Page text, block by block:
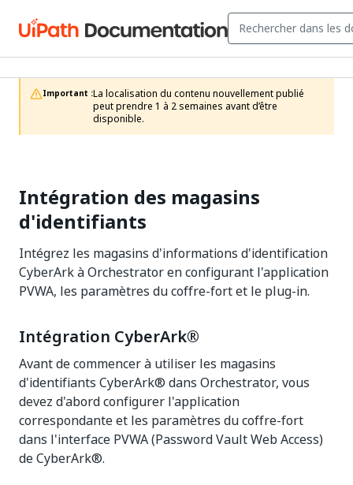
Important :La localisation du contenu nouvellement publié
peut prendre 1 à 2 semaines avant d’être
disponible.
Intégration des magasins
d'identifiants
Intégrez les magasins d'informations d'identification
CyberArk à Orchestrator en configurant l'application
PVWA, les paramètres du coffre-fort et le plug-in.
Intégration CyberArk®
Avant de commencer à utiliser les magasins
d'identifiants CyberArk® dans Orchestrator, vous
devez d'abord configurer l'application
correspondante et les paramètres du coffre-fort
dans l'interface PVWA (Password Vault Web Access)
de CyberArk®.